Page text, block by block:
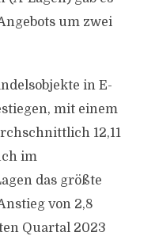
um zwei
in E-
mit einem
12,11
im
das größte
von 2,8
Quartal 2023